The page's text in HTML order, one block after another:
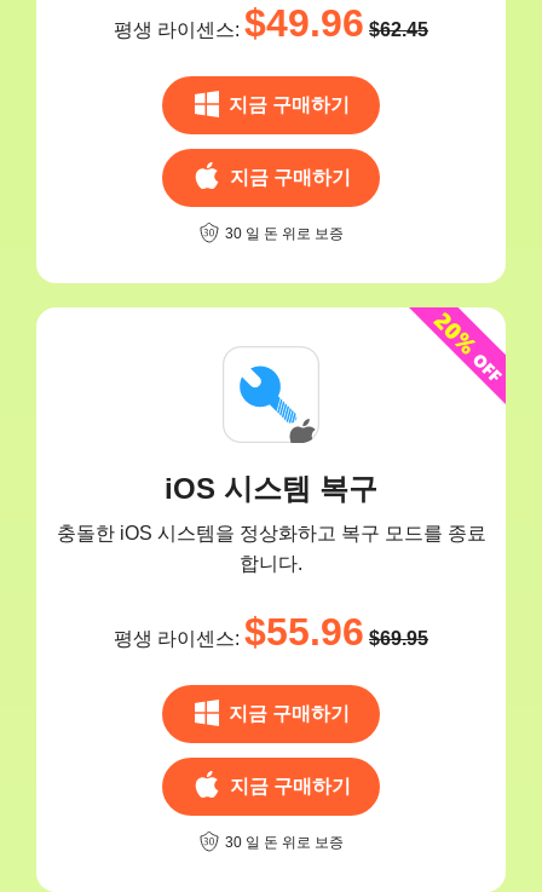
평생 라이센스: $49.96 $62.45
지금 구매하기
지금 구매하기
30 일 돈 위로 보증
iOS 시스템 복구
충돌한 iOS 시스템을 정상화하고 복구 모드를 종료
합니다.
평생 라이센스: $55.96 $69.95
지금 구매하기
지금 구매하기
30 일 돈 위로 보증